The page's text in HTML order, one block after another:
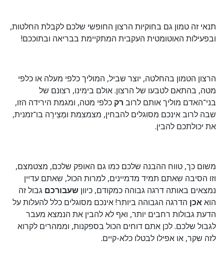
תנאי זה טמון גם בחוקיות הרצון החופשי שלכם לקבלת החלטות,
ובפעילות האוטומטית העקבית המתקיימת בבריאה ובתוככם!
הרצון הטמון בהחלטה, יוצר שביל, המוליך כלפי מעלה או כלפי
מטה, בהתאם לטבעו של הרצון. אולם בימינו, רצונם של
בני־האדם מוליך אותם לרוב רק כלפי מטה, ומגמת הירידה הזו,
שבה לרוב אינכם מסוגלים להבחין, מצמצמת ומְצֵירָה בו־זמנית,
את יכולתכם להבין.
משום כך, טווח ההבנה שלכם כמו גם האופק שלכם, מצטמצם,
וזו הסיבה שאתם תמיד מדמיינים, למרות הכול, שאתם עדיין
נמצאים באותה דרגה גבוהה כמקודם, כיוון שעבורכם גבול זה
הואאכן הדרגה הגבוהה ביותר! אינכם מסוגלים כלל להעלות על
הדעת גבולות רחבים יותר, ואף לא להבין את הנמצא מעבר
לגבול שלכם. לכן אתם דוחים הכול בספקנות, וממהרים לקרוא
לזה שקר, או אפילו לבטלו כלא-קיים.